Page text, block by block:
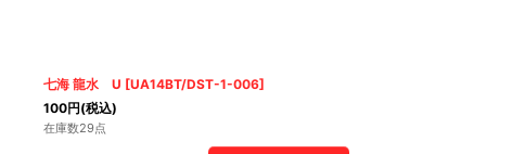
七海 龍水 U [UA14BT/DST-1-006]
100円(税込)
在庫数29点